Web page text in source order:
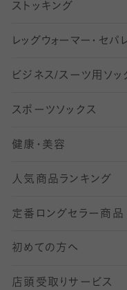
スニーカー（くるぶ
アンクル・ショート
クルーソックス（ふ
ハイソックス
オーバーニー・ニー
31〜40デニールタ
41〜60デニールタ
61〜80デニールタ
81 〜110デニール
111〜210デニール
211デニールタイツ
柄レギンス
無地レギンス
レギンスパンツ（レ
マタニティレギンス
5 分丈
6 分丈レギンス
7 分丈 レギンス
8 分丈 レギンス
10分丈 レギンス
ストッキング
伝線しにくいストッ
ショートストッキン
結婚式用ストッキン
美脚ストッキング
オールスルーストッ
レッ グ ウォー マー ・ セパ
ビジネス/スーツ用 ソッ
匠シリーズ
フレッシャーズ向け
冠婚葬祭向けソック
スーツカジュアルソ
ロングホーズ
スポーツソックス
ランニングソックス
ゴルフソックス・靴
サッカー・フットサ
ヨガソックス・靴下
スポーツ用レッグウ
健康・美容
インナーソックス
加圧・着圧ソックス
冷えとり靴下
着圧・加圧タイツ
人気商品ランキング
定番ロングセラー商品
初めての方へ
店頭受取りサービス